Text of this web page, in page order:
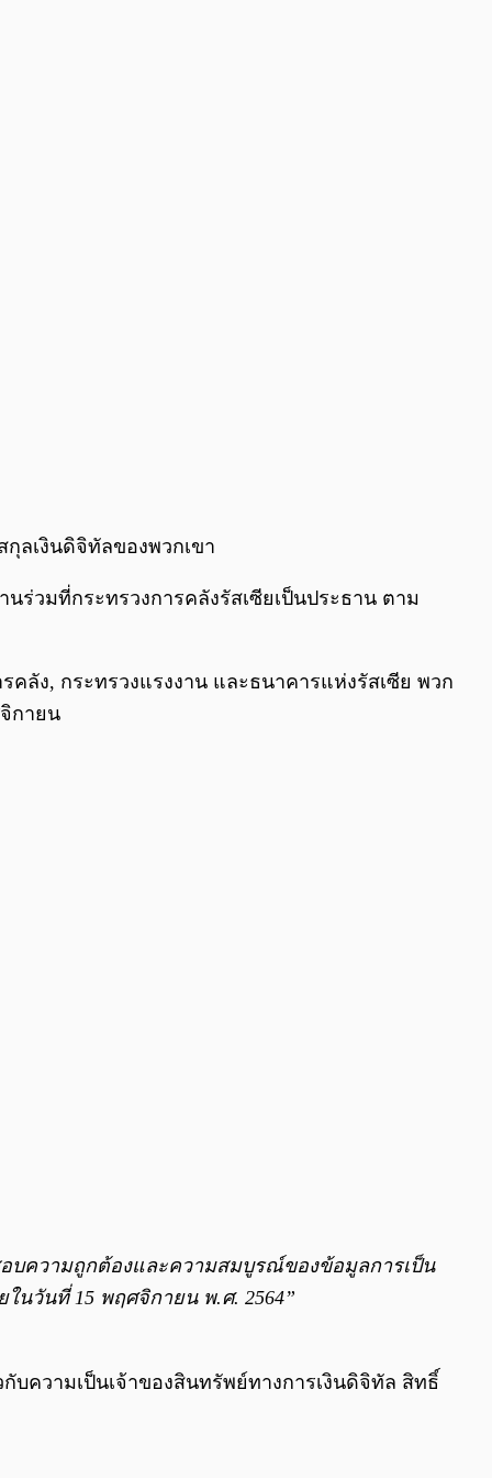
ลเงินดิจิทัลของพวกเขา
ร่วมที่กระทรวงการคลังรัสเซียเป็นประธาน ตาม
ลัง, กระทรวงแรงงาน และธนาคารแห่งรัสเซีย พวก
กายน
บความถูกต้องและความสมบูรณ์ของข้อมูลการเป็น
นวันที่ 15 พฤศจิกายน พ.ศ. 2564”
บความเป็นเจ้าของสินทรัพย์ทางการเงินดิจิทัล สิทธิ์